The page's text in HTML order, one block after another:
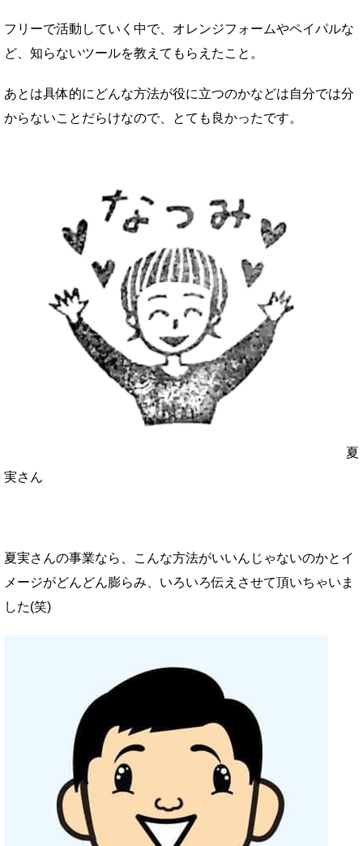
フリーで活動していく中で、オレンジフォームやペイパルな
ど、知らないツールを教えてもらえたこと。
あとは具体的にどんな方法が役に立つのかなどは自分では分
からないことだらけなので、とても良かったです。
夏
実さん
夏実さんの事業なら、こんな方法がいいんじゃないのかとイ
メージがどんどん膨らみ、いろいろ伝えさせて頂いちゃいま
した(笑)